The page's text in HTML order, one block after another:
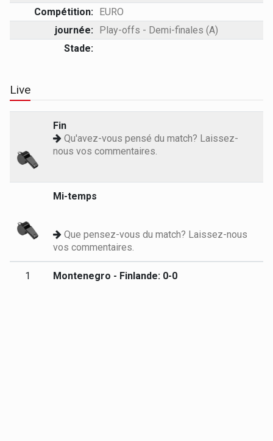
Compétition: EURO
journée: Play-offs - Demi-finales (A)
Stade:
Live
Fin
Qu'avez-vous pensé du match? Laissez-
nous vos commentaires.
Mi-temps
Que pensez-vous du match? Laissez-nous
vos commentaires.
1 Montenegro - Finlande: 0-0